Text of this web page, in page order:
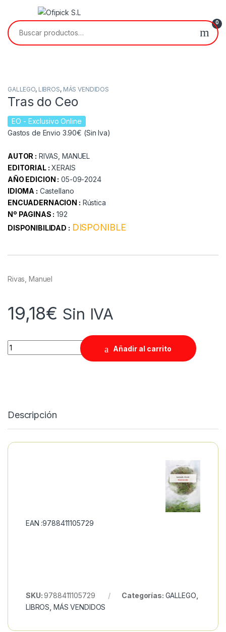
Skip to navigation
Skip to content
0
Buscar por:
GALLEGO, LIBROS, MÁS VENDIDOS
Tras do Ceo
EO - Exclusivo Online
Gastos de Envio 3.90€ (Sin Iva)
AUTOR : RIVAS, MANUEL
EDITORIAL : XERAIS
AÑO EDICION : 05-09-2024
IDIOMA : Castellano
ENCUADERNACION : Rústica
Nº PAGINAS : 192
DISPONIBILIDAD : DISPONIBLE
Rivas, Manuel
19,18€ Sin IVA
Quantity
Añadir al carrito
Descripción
EAN :9788411105729
SKU:9788411105729 Categorías: GALLEGO
LIBROS MÁS VENDIDOS